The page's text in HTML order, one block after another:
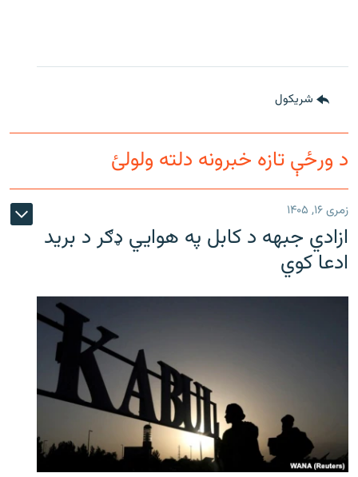
شريکول
د ورځې تازه خبرونه دلته ولولئ
زمری ۱۶, ۱۴۰۵
ازادي جبهه د کابل په هوايي ډګر د برید
ادعا کوي